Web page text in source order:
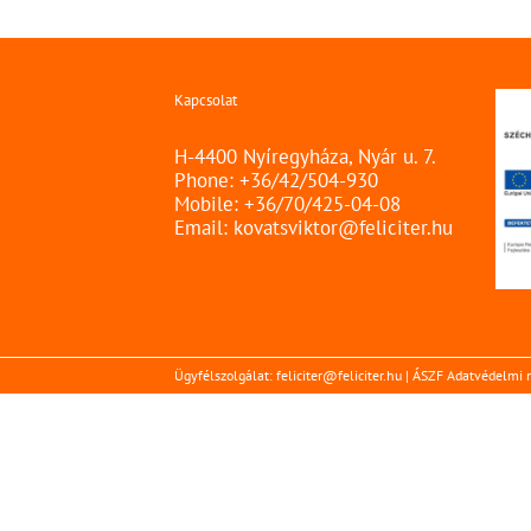
Kapcsolat
H-4400 Nyíregyháza, Nyár u. 7.
Phone: +36/42/504-930
Mobile: +36/70/425-04-08
Email: kovatsviktor@feliciter.hu
Ügyfélszolgálat: feliciter@feliciter.hu | ÁSZF Adatvédelmi